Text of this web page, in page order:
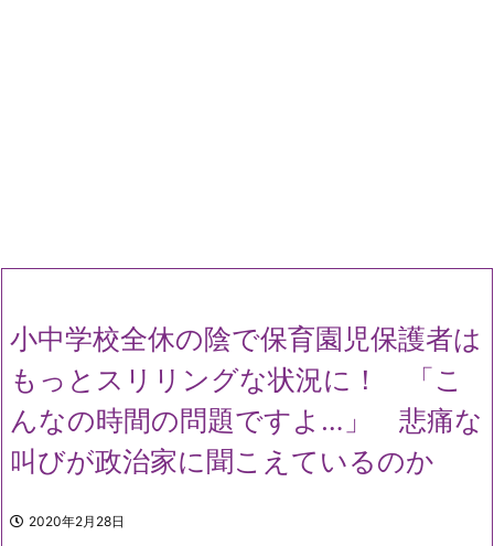
小中学校全休の陰で保育園児保護者は
もっとスリリングな状況に！ 「こ
んなの時間の問題ですよ…」 悲痛な
叫びが政治家に聞こえているのか
2020年2月28日